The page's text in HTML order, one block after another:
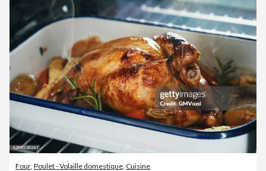
Four Poulet - Volaille domestique Cuisine